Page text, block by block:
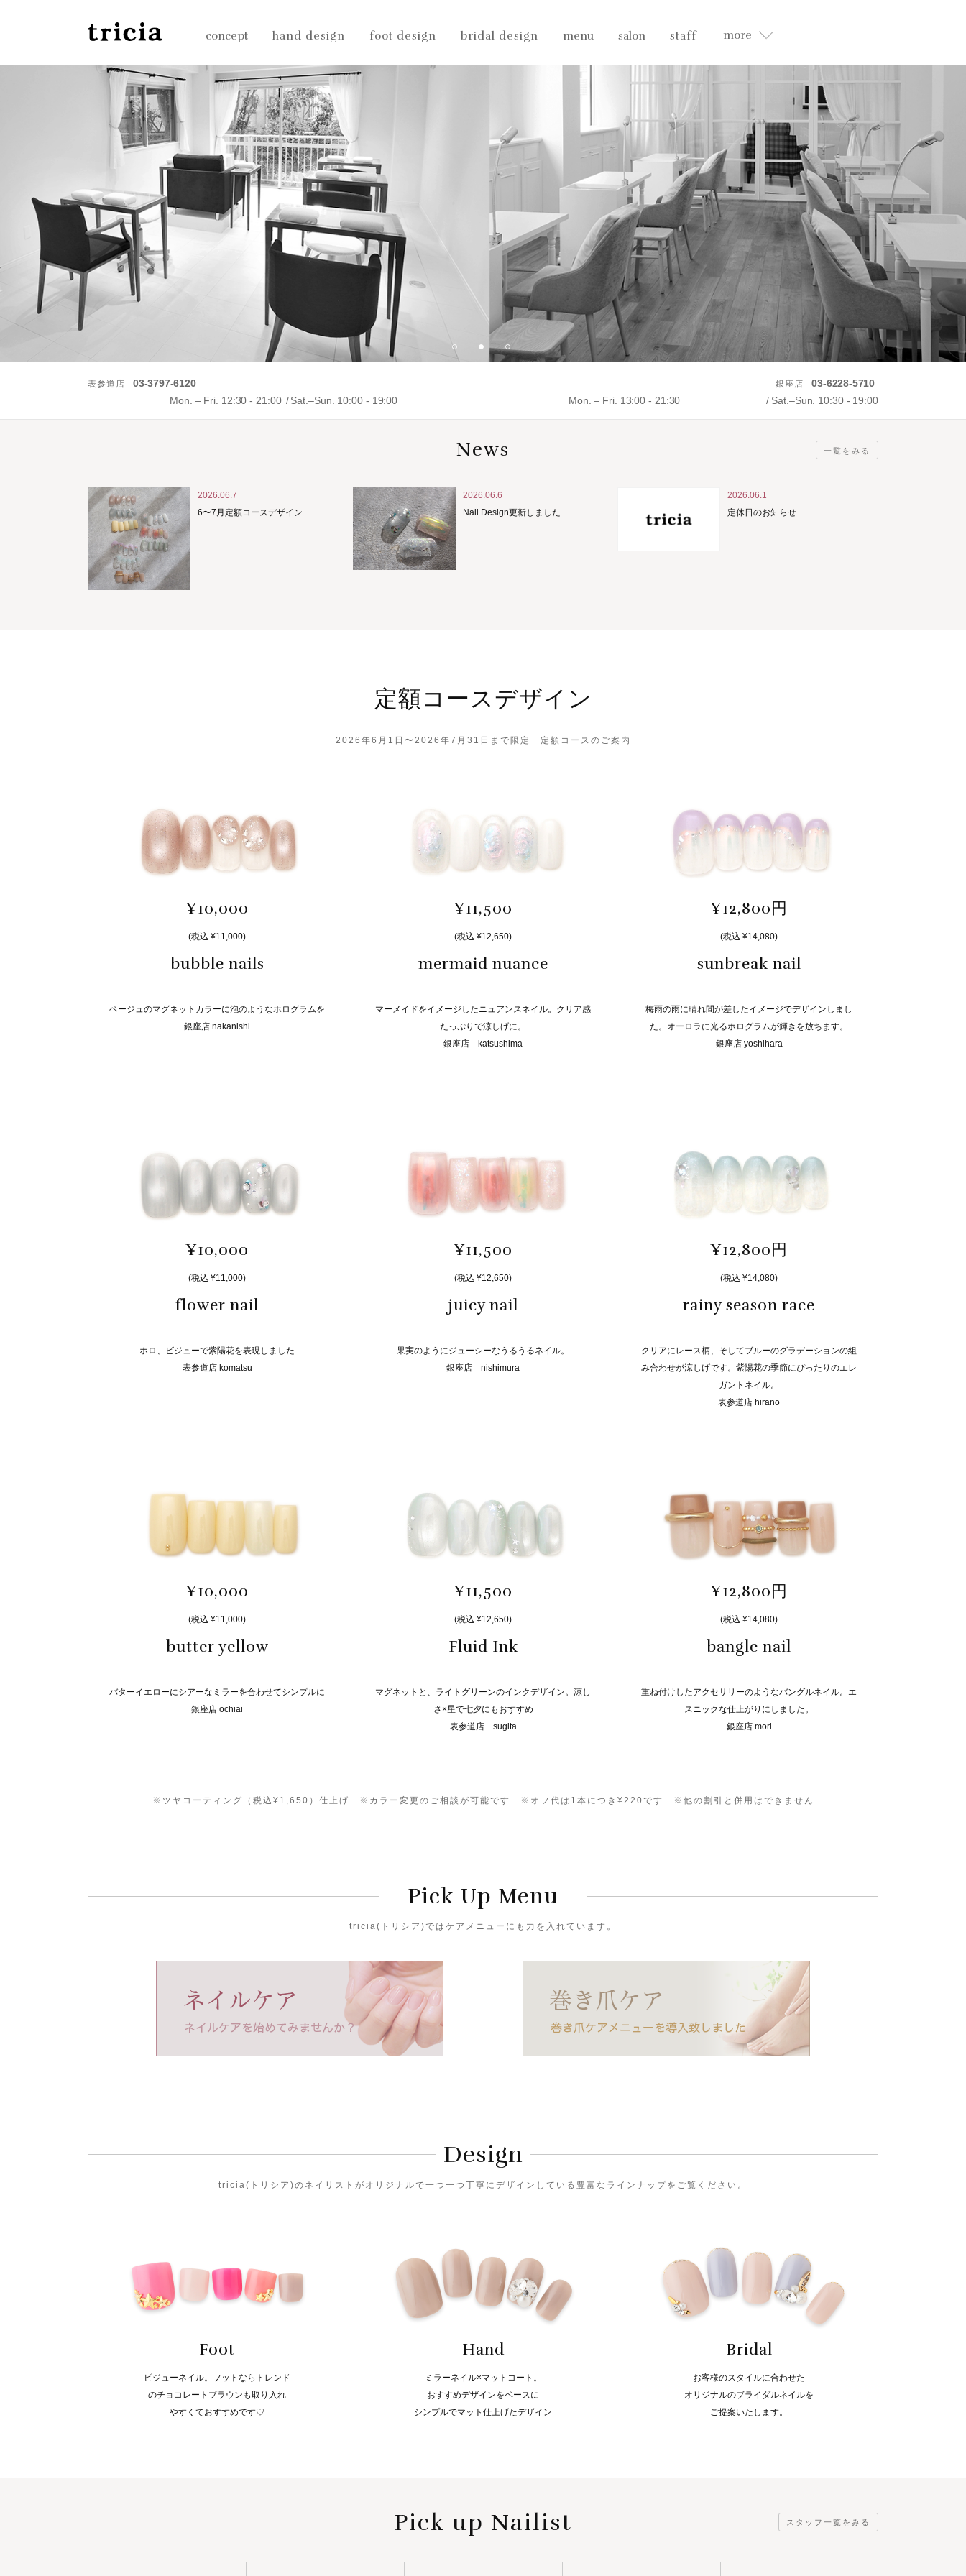
concept hand design foot design bridal design menu salon staff more
表参道店 03-3797-6120
Mon. – Fri. 12:30 - 21:00 Sat.–Sun. 10:00 - 19:00
銀座店 03-6228-5710
Mon. – Fri. 13:00 - 21:30 Sat.–Sun. 10:30 - 19:00
News 一覧をみる
2026.06.7
6〜7月定額コースデザイン
2026.06.6
Nail Design更新しました
2026.06.1
定休日のお知らせ
定額コースデザイン
2026年6月1日〜2026年7月31日まで限定 定額コースのご案内
¥10,000
(税込 ¥11,000)
bubble nails
ベージュのマグネットカラーに泡のようなホログラムを
銀座店 nakanishi
¥11,500
(税込 ¥12,650)
mermaid nuance
マーメイドをイメージしたニュアンスネイル。クリア感
たっぷりで涼しげに。
銀座店 katsushima
¥12,800円
(税込 ¥14,080)
sunbreak nail
梅雨の雨に晴れ間が差したイメージでデザインしまし
た。オーロラに光るホログラムが輝きを放ちます。
銀座店 yoshihara
¥10,000
(税込 ¥11,000)
flower nail
ホロ、ビジューで紫陽花を表現しました
表参道店 komatsu
¥11,500
(税込 ¥12,650)
juicy nail
果実のようにジューシーなうるうるネイル。
銀座店 nishimura
¥12,800円
(税込 ¥14,080)
rainy season race
クリアにレース柄、そしてブルーのグラデーションの組
み合わせが涼しげです。紫陽花の季節にぴったりのエレ
ガントネイル。
表参道店 hirano
¥10,000
(税込 ¥11,000)
butter yellow
バターイエローにシアーなミラーを合わせてシンプルに
銀座店 ochiai
¥11,500
(税込 ¥12,650)
Fluid Ink
マグネットと、ライトグリーンのインクデザイン。涼し
さ×星で七夕にもおすすめ
表参道店 sugita
¥12,800円
(税込 ¥14,080)
bangle nail
重ね付けしたアクセサリーのようなバングルネイル。エ
スニックな仕上がりにしました。
銀座店 mori
※ツヤコーティング（税込¥1,650）仕上げ ※カラー変更のご相談が可能です ※オフ代は1本につき¥220です ※他の割引と併用はできません
Pick Up Menu
tricia(トリシア)ではケアメニューにも力を入れています。
Design
tricia(トリシア)のネイリストがオリジナルで一つ一つ丁寧にデザインしている豊富なラインナップをご覧ください。
Foot
ビジューネイル。フットならトレンド
のチョコレートブラウンも取り入れ
やすくておすすめです♡
Hand
ミラーネイル×マットコート。
おすすめデザインをベースに
シンプルでマット仕上げたデザイン
Bridal
お客様のスタイルに合わせた
オリジナルのブライダルネイルを
ご提案いたします。
Pick up Nailist スタッフ一覧をみる